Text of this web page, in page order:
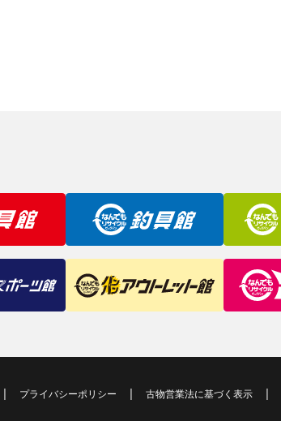
プライバシーポリシー 古物営業法に基づく表示